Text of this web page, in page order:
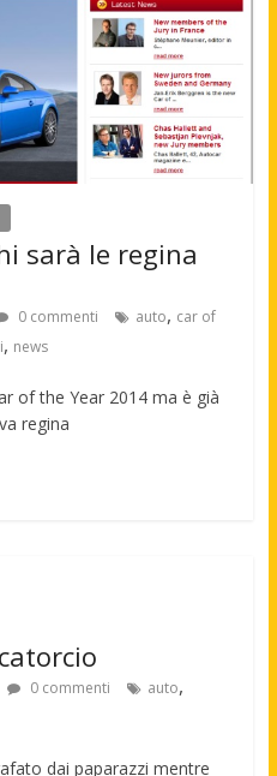
sarà le regina
0 commenti auto, car of
, news
of the Year 2014 ma è già
regina
0 commenti auto,
dai paparazzi mentre